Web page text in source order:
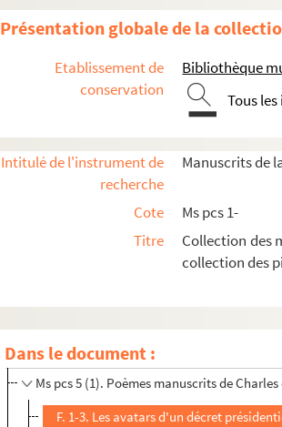
Présentation globale de la
Etablissement de
conservation
Bibliothèque
Tous
Intitulé de l'instrument de
recherche
Manuscrits de
Cote
Ms pcs 1-
Titre
Collection des
collection des
Dans le document :
Ms pcs 1. Jean-Antoine Houdon. Reçu de
Ms pcs 2. Lettre autographe d'Henri Matisse à
Ms pcs 5. Textes de Charles de Mongins-
Ms pcs 5 (1). Poèmes manuscrits de
F. 1-3. Les avatars d'un décret